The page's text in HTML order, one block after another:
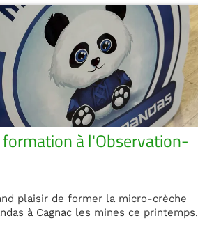
à l'Observation-
plaisir de former la micro-crèche
à Cagnac les mines ce printemps.